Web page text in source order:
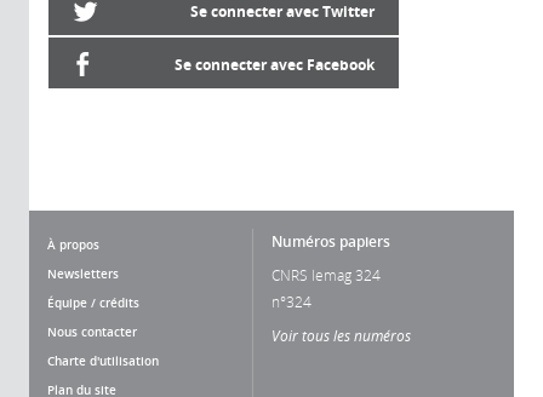
Se connecter avec Twitter
Se connecter avec Facebook
À propos
Newsletters
Équipe / crédits
Nous contacter
Charte d'utilisation
Plan du site
Numéros papiers
CNRS lemag 324
n°324
Voir tous les numéros